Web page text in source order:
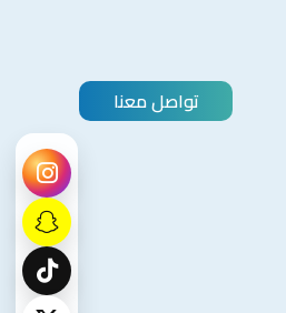
تواصل معنا